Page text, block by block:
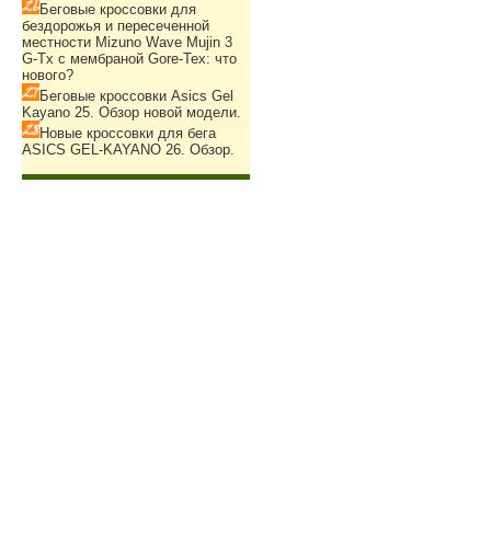
Беговые кроссовки для
бездорожья и пересеченной
местности Mizuno Wave Mujin 3
G-Tx с мембраной Gore-Tex: что
нового?
Беговые кроссовки Asics Gel
Kayano 25. Обзор новой модели.
Новые кроссовки для бега
ASICS GEL-KAYANO 26. Обзор.